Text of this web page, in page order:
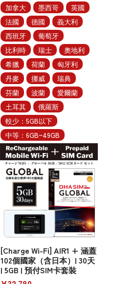
加拿大 墨西哥
英國
法國
德國
義大利
西班牙
葡萄牙
比利時
瑞士
奧地利
希臘
荷蘭
匈牙利
丹麥
挪威
瑞典
芬蘭
波蘭
愛爾蘭
土耳其
俄羅斯
較少：5GB以下
中等：6GB~49GB
[Charge Wi-Fi] AIR1 + 涵蓋
102個國家（含日本）| 30天
| 5GB | 預付SIM卡套裝